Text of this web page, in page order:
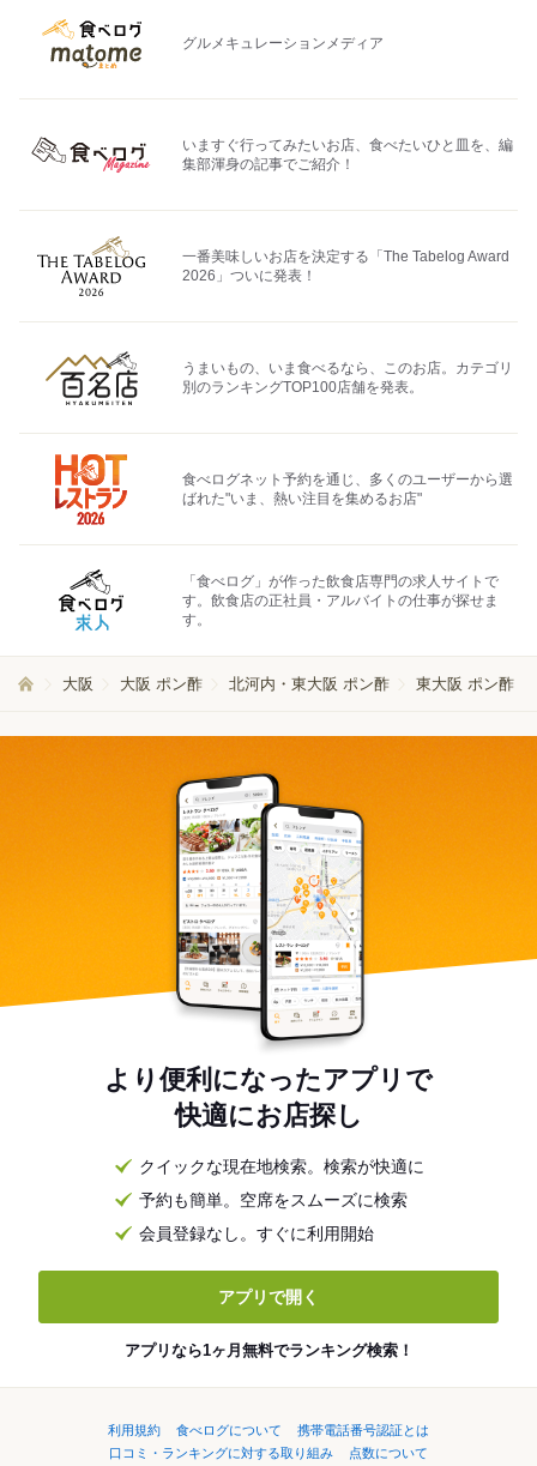
グルメキュレーションメディア
いますぐ行ってみたいお店、食べたいひと皿を、編
集部渾身の記事でご紹介！
一番美味しいお店を決定する「The Tabelog Award
2026」ついに発表！
うまいもの、いま食べるなら、このお店。カテゴリ
別のランキングTOP100店舗を発表。
食べログネット予約を通じ、多くのユーザーから選
ばれた"いま、熱い注目を集めるお店"
「食べログ」が作った飲食店専門の求人サイトで
す。飲食店の正社員・アルバイトの仕事が探せま
す。
大阪 大阪 ポン酢 北河内・東大阪 ポン酢 東大阪 ポン酢
より便利になったアプリで
快適にお店探し
クイックな現在地検索。検索が快適に
予約も簡単。空席をスムーズに検索
会員登録なし。すぐに利用開始
アプリで開く
アプリなら1ヶ月無料でランキング検索！
利用規約 食べログについて
携帯電話番号認証とは
口コミ・ランキングに対する取り組み
点数について